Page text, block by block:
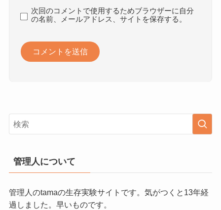
次回のコメントで使用するためブラウザーに自分
の名前、メールアドレス、サイトを保存する。
管理人について
管理人のtamaの生存実験サイトです。気がつくと13年経
過しました。早いものです。